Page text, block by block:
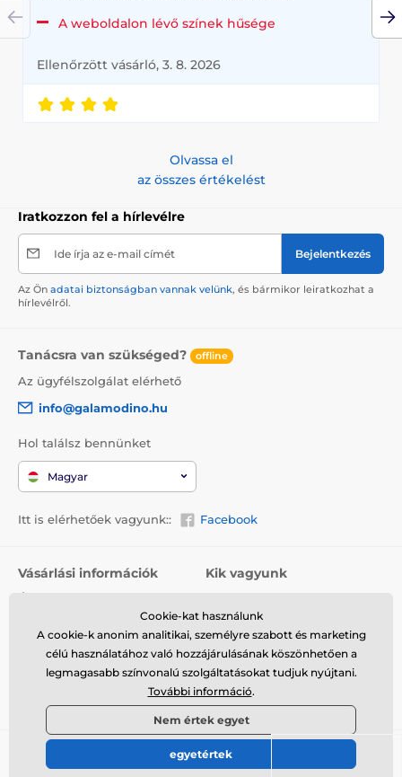
A weboldalon lévő színek hűsége
Ellenőrzött vásárló, 3. 8. 2026
Olvassa el
az összes értékelést
Iratkozzon fel a hírlevélre
Ide írja az e-mail címét Bejelentkezés
Az Ön adatai biztonságban vannak velünk, és bármikor leiratkozhat a
hírlevélről.
Tanácsra van szükséged? offline
Az ügyfélszolgálat elérhető
info@galamodino.hu
Hol találsz bennünket
Magyar
Itt is elérhetőek vagyunk:: Facebook
Vásárlási információk
Szállítás
Visszaküldés és reklamáció
Kik vagyunk
Elérhetőségek
Együttműködés a
Galamodinóval
© 2026 www.galamodino.hu ⦁ Webshop szolgáltatónk a
Cookie-kat használunk
A cookie-k anonim analitikai, személyre szabott és marketing
célú használatához való hozzájárulásának köszönhetően a
legmagasabb színvonalú szolgáltatásokat tudjuk nyújtani.
További információ.
Nem értek egyet
egyetértek